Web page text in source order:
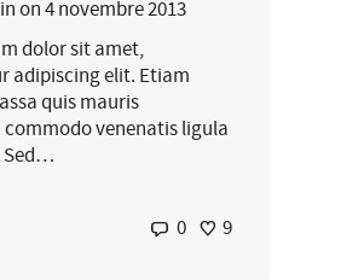
on4 novembre 2013
dolor sit amet,
adipiscing elit. Etiam
quis mauris
venenatis ligula
Sed…
0 9